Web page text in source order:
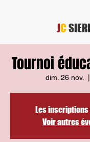
JC
Tournoi
dim. 26 nov.
Les
Voir autres